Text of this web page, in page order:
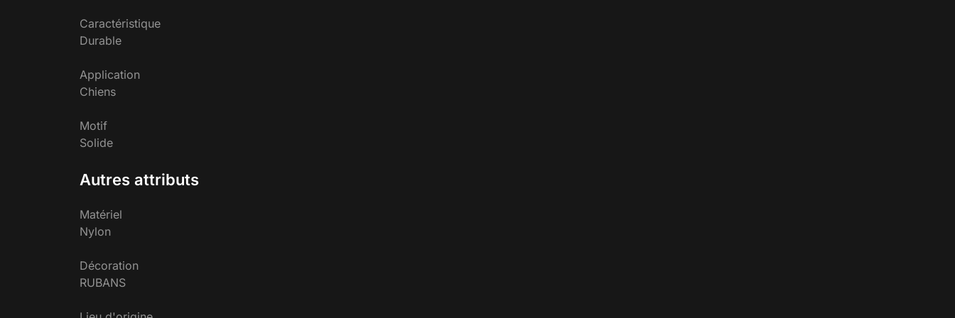
Caractéristique
Durable
Application
Chiens
Motif
Solide
Autres attributs
Matériel
Nylon
Décoration
RUBANS